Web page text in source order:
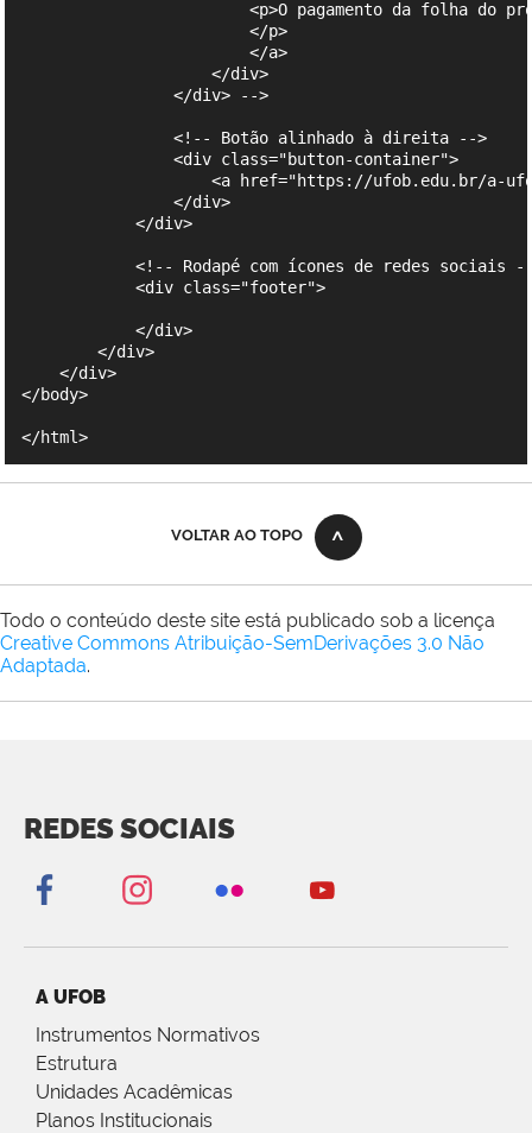
VOLTAR AO TOPO
Todo o conteúdo deste site está publicado sob a licença
Creative Commons Atribuição-SemDerivações 3.0 Não
Adaptada.
REDES SOCIAIS
A UFOB
Instrumentos Normativos
Estrutura
Unidades Acadêmicas
Planos Institucionais